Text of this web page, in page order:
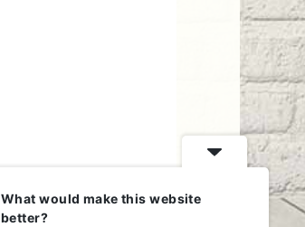
What would make this website
better?